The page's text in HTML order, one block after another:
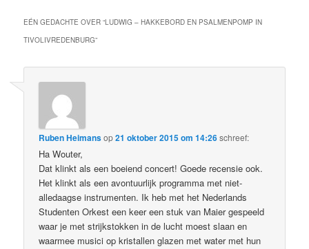
EÉN GEDACHTE OVER “LUDWIG – HAKKEBORD EN PSALMENPOMP IN
TIVOLIVREDENBURG”
Ruben Heimansop21 oktober 2015 om 14:26schreef:
Ha Wouter,
Dat klinkt als een boeiend concert! Goede recensie ook.
Het klinkt als een avontuurlijk programma met niet-
alledaagse instrumenten. Ik heb met het Nederlands
Studenten Orkest een keer een stuk van Maier gespeeld
waar je met strijkstokken in de lucht moest slaan en
waarmee musici op kristallen glazen met water met hun